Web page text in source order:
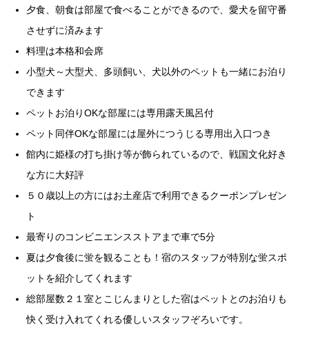
夕食、朝食は部屋で食べることができるので、愛犬を留守番
させずに済みます
料理は本格和会席
小型犬～大型犬、多頭飼い、犬以外のペットも一緒にお泊り
できます
ペットお泊りOKな部屋には専用露天風呂付
ペット同伴OKな部屋には屋外につうじる専用出入口つき
館内に姫様の打ち掛け等が飾られているので、戦国文化好き
な方に大好評
５０歳以上の方にはお土産店で利用できるクーポンプレゼン
ト
最寄りのコンビニエンスストアまで車で5分
夏は夕食後に蛍を観ることも！宿のスタッフが特別な蛍スポ
ットを紹介してくれます
総部屋数２１室とこじんまりとした宿はペットとのお泊りも
快く受け入れてくれる優しいスタッフぞろいです。